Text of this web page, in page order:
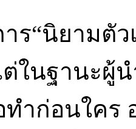
ร“นิยามตัว
ในฐานะผู้
ทำก่อนใค